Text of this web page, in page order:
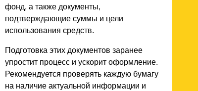
фонд, а также документы,
подтверждающие суммы и цели
использования средств.
Подготовка этих документов заранее
упростит процесс и ускорит оформление.
Рекомендуется проверять каждую бумагу
на наличие актуальной информации и